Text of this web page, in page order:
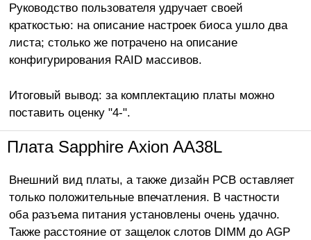
Руководство пользователя удручает своей
краткостью: на описание настроек биоса ушло два
листа; столько же потрачено на описание
конфигурирования RAID массивов.
Итоговый вывод: за комплектацию платы можно
поставить оценку "4-".
Плата Sapphire Axion AA38L
Внешний вид платы, а также дизайн PCB оставляет
только положительные впечатления. В частности
оба разъема питания установлены очень удачно.
Также расстояние от защелок слотов DIMM до AGP